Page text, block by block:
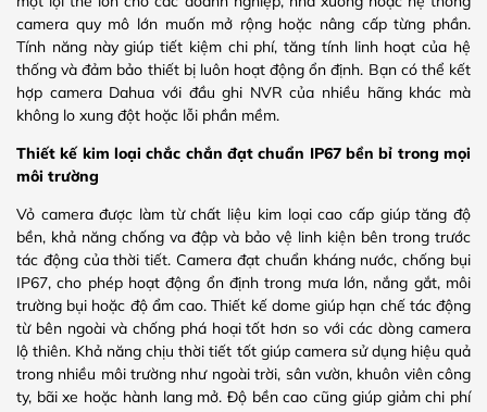
camera quy mô lớn muốn mở rộng hoặc nâng cấp từng phần.
Tính năng này giúp tiết kiệm chi phí, tăng tính linh hoạt của hệ
thống và đảm bảo thiết bị luôn hoạt động ổn định. Bạn có thể kết
hợp camera Dahua với đầu ghi NVR của nhiều hãng khác mà
không lo xung đột hoặc lỗi phần mềm.
Thiết kế kim loại chắc chắn đạt chuẩn IP67 bền bỉ trong mọi
môi trường
Vỏ camera được làm từ chất liệu kim loại cao cấp giúp tăng độ
bền, khả năng chống va đập và bảo vệ linh kiện bên trong trước
tác động của thời tiết. Camera đạt chuẩn kháng nước, chống bụi
IP67, cho phép hoạt động ổn định trong mưa lớn, nắng gắt, môi
trường bụi hoặc độ ẩm cao. Thiết kế dome giúp hạn chế tác động
từ bên ngoài và chống phá hoại tốt hơn so với các dòng camera
lộ thiên. Khả năng chịu thời tiết tốt giúp camera sử dụng hiệu quả
trong nhiều môi trường như ngoài trời, sân vườn, khuôn viên công
ty, bãi xe hoặc hành lang mở. Độ bền cao cũng giúp giảm chi phí